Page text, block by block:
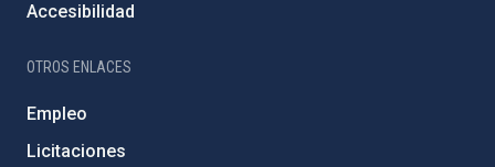
Accesibilidad
OTROS ENLACES
Empleo
Licitaciones